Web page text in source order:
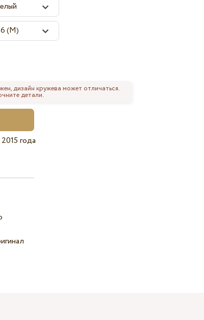
дизайн кружева может отличаться.
детали.
года